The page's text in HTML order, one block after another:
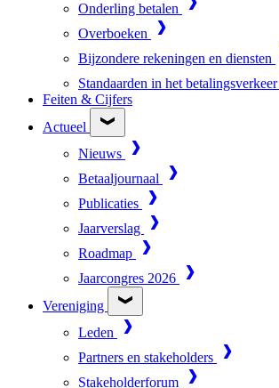
Onderling betalen
Overboeken
Bijzondere rekeningen en diensten
Standaarden in het betalingsverkeer
Feiten & Cijfers
Actueel
Nieuws
Betaaljournaal
Publicaties
Jaarverslag
Roadmap
Jaarcongres 2026
Vereniging
Leden
Partners en stakeholders
Stakeholderforum